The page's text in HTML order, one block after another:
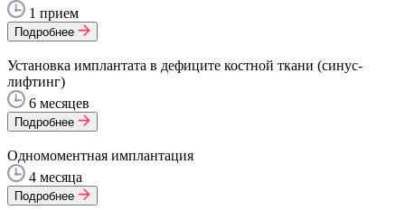
1 прием
Подробнее
Установка имплантата в дефиците костной ткани (синус-
лифтинг)
6 месяцев
Подробнее
Одномоментная имплантация
4 месяца
Подробнее